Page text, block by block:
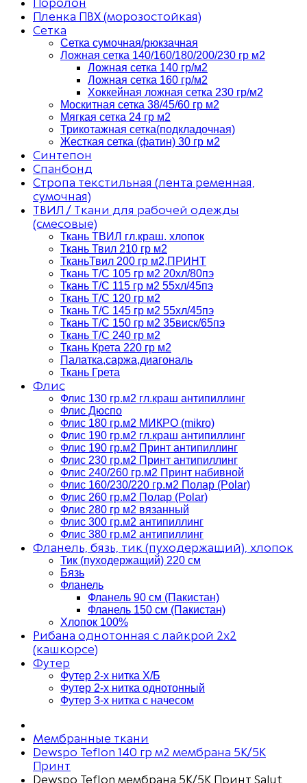
Пленка ПВХ (морозостойкая)
Сетка
Сетка сумочная/рюкзачная
Ложная сетка 140/160/180/200/230 гр м2
Ложная сетка 140 гр/м2
Ложная сетка 160 гр/м2
Хоккейная ложная сетка 230 гр/м2
Москитная сетка 38/45/60 гр м2
Мягкая сетка 24 гр м2
Трикотажная сетка(подкладочная)
Жесткая сетка (фатин) 30 гр м2
Синтепон
Спанбонд
Стропа текстильная (лента ременная,
сумочная)
ТВИЛ / Ткани для рабочей одежды
(смесовые)
Ткань ТВИЛ гл.краш. хлопок
Ткань Твил 210 гр м2
ТканьТвил 200 гр м2,ПРИНТ
Ткань Т/C 105 гр м2 20хл/80пэ
Ткань Т/C 115 гр м2 55хл/45пэ
Ткань Т/C 120 гр м2
Ткань Т/C 145 гр м2 55хл/45пэ
Ткань Т/C 150 гр м2 35виск/65пэ
Ткань Т/C 240 гр м2
Ткань Крета 220 гр м2
Палатка,саржа,диагональ
Ткань Грета
Флис
Флис 130 гр.м2 гл.краш антипиллинг
Флис Дюспо
Флис 180 гр.м2 МИКРО (mikro)
Флис 190 гр.м2 гл.краш антипиллинг
Флис 190 гр.м2 Принт антипиллинг
Флис 230 гр.м2 Принт антипиллинг
Флис 240/260 гр.м2 Принт набивной
Флис 160/230/220 гр.м2 Полар (Polar)
Флис 260 гр.м2 Полар (Polar)
Флис 280 гр м2 вязанный
Флис 300 гр.м2 антипиллинг
Флис 380 гр.м2 антипиллинг
Фланель, бязь, тик (пуходержащий), хлопок
Тик (пуходержащий) 220 см
Бязь
Фланель
Фланель 90 см (Пакистан)
Фланель 150 см (Пакистан)
Хлопок 100%
Рибана однотонная с лайкрой 2х2
(кашкорсе)
Футер
Футер 2-х нитка Х/Б
Футер 2-х нитка однотонный
Футер 3-х нитка с начесом
Мембранные ткани
Dewspo Teflon 140 гр м2 мембрана 5К/5К
Принт
Dewspo Teflon мембрана 5К/5К Принт Salut